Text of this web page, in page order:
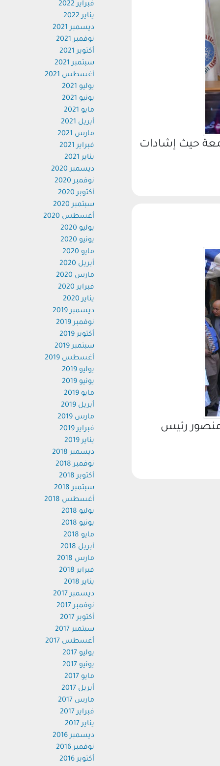
حيث إشادات
رئيس
فبراير 2022
يناير 2022
ديسمبر 2021
نوفمبر 2021
أكتوبر 2021
سبتمبر 2021
أغسطس 2021
يوليو 2021
يونيو 2021
مايو 2021
أبريل 2021
مارس 2021
فبراير 2021
يناير 2021
ديسمبر 2020
نوفمبر 2020
أكتوبر 2020
سبتمبر 2020
أغسطس 2020
يوليو 2020
يونيو 2020
مايو 2020
أبريل 2020
مارس 2020
فبراير 2020
يناير 2020
ديسمبر 2019
نوفمبر 2019
أكتوبر 2019
سبتمبر 2019
أغسطس 2019
يوليو 2019
يونيو 2019
مايو 2019
أبريل 2019
مارس 2019
فبراير 2019
يناير 2019
ديسمبر 2018
نوفمبر 2018
أكتوبر 2018
سبتمبر 2018
أغسطس 2018
يوليو 2018
يونيو 2018
مايو 2018
أبريل 2018
مارس 2018
فبراير 2018
يناير 2018
ديسمبر 2017
نوفمبر 2017
أكتوبر 2017
سبتمبر 2017
أغسطس 2017
يوليو 2017
يونيو 2017
مايو 2017
أبريل 2017
مارس 2017
فبراير 2017
يناير 2017
ديسمبر 2016
نوفمبر 2016
أكتوبر 2016